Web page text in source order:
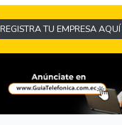
REGISTRA TU EMPRESA AQUÍ